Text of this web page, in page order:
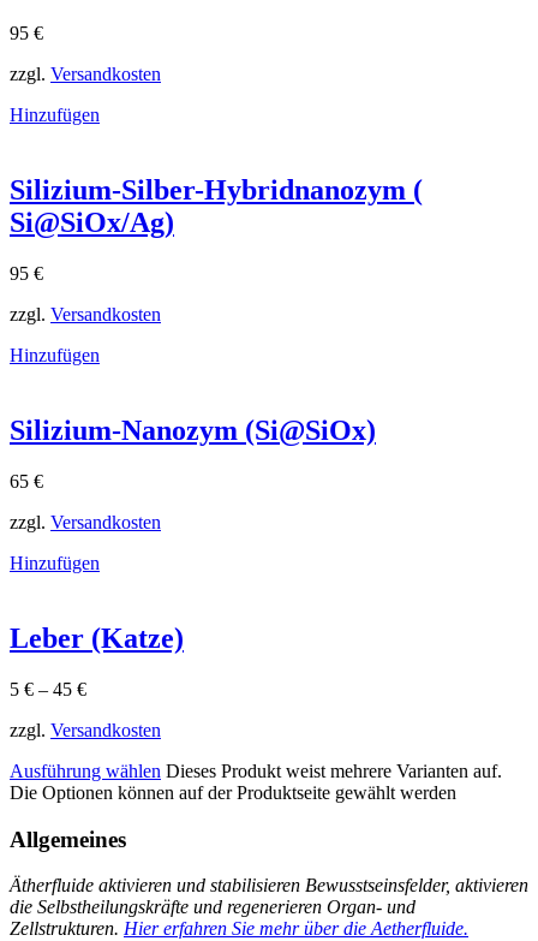
95 €
zzgl. Versandkosten
Hinzufügen
Silizium-Silber-Hybridnanozym (
Si@SiOx/Ag)
95 €
zzgl. Versandkosten
Hinzufügen
Silizium-Nanozym (Si@SiOx)
65 €
zzgl. Versandkosten
Hinzufügen
Leber (Katze)
5 € – 45 €
zzgl. Versandkosten
Ausführung wählen Dieses Produkt weist mehrere Varianten auf.
Die Optionen können auf der Produktseite gewählt werden
Allgemeines
Ätherfluide aktivieren und stabilisieren Bewusstseinsfelder, aktivieren
die Selbstheilungskräfte und regenerieren Organ- und
Zellstrukturen. Hier erfahren Sie mehr über die Aetherfluide.